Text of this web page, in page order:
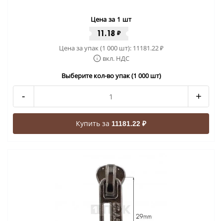
Цена за 1 шт
11.18 ₽
Цена за упак (1 000 шт): 11181.22₽
вкл. НДС
Выберите кол-во упак (1 000 шт)
- +
Купить за 11181.22 ₽